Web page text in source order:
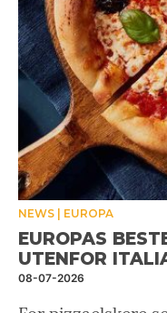
NEWS EUROPA
EUROPAS
UTENFOR
08-07-2026